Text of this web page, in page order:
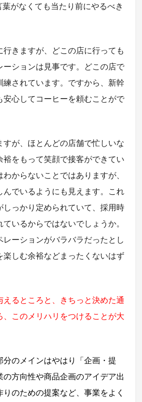
がなくても当たり前にやるべき
行きますが、どこの店に行っても
ーションは見事です。どこの店で
練されています。ですから、新幹
安心してコーヒーを頼むことがで
すが、ほとんどの店舗で忙しいな
裕をもって笑顔で接客ができてい
からないことではありますが、
んでいるようにも見えます。これ
しっかり定められていて、採用時
いるからではないでしょうか。
レーションがバラバラだったとし
楽しむ余裕などまったくないはず
えるところと、きちっと決めた通
、このメリハリをつけることが大
分のメインはやはり「企画・提
の方向性や商品企画のアイデア出
りのための提案など、事業をよく